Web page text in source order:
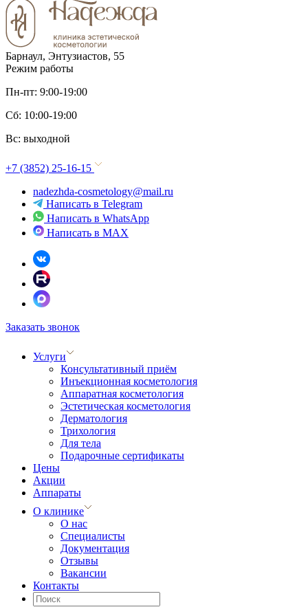
Барнаул, Энтузиастов, 55
Режим работы
Пн-пт: 9:00-19:00
Сб: 10:00-19:00
Вс: выходной
+7 (3852) 25-16-15
nadezhda-cosmetology@mail.ru
Написать в Telegram
Написать в WhatsApp
Написать в MAX
Заказать звонок
Услуги
Консультативный приём
Инъекционная косметология
Аппаратная косметология
Эстетическая косметология
Дерматология
Трихология
Для тела
Подарочные сертификаты
Цены
Акции
Аппараты
О клинике
О нас
Специалисты
Документация
Отзывы
Вакансии
Контакты